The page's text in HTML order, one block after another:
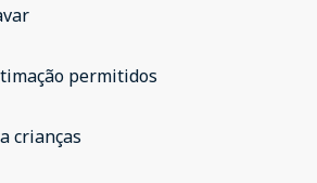
permitidos
crianças